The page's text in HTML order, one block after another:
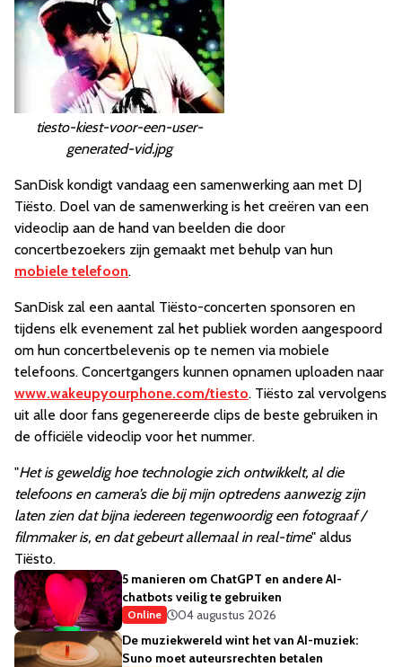
tiesto-kiest-voor-een-user-
generated-vid.jpg
SanDisk kondigt vandaag een samenwerking aan met DJ
Tiësto. Doel van de samenwerking is het creëren van een
videoclip aan de hand van beelden die door
concertbezoekers zijn gemaakt met behulp van hun
mobiele telefoon.
SanDisk zal een aantal Tiësto-concerten sponsoren en
tijdens elk evenement zal het publiek worden aangespoord
om hun concertbelevenis op te nemen via mobiele
telefoons. Concertgangers kunnen opnamen uploaden naar
www.wakeupyourphone.com/tiesto. Tiësto zal vervolgens
uit alle door fans gegenereerde clips de beste gebruiken in
de officiële videoclip voor het nummer.
"Het is geweldig hoe technologie zich ontwikkelt, al die
telefoons en camera’s die bij mijn optredens aanwezig zijn
laten zien dat bijna iedereen tegenwoordig een fotograaf /
filmmaker is, en dat gebeurt allemaal in real-time" aldus
Tiësto.
5 manieren om ChatGPT en andere AI-
chatbots veilig te gebruiken
Online
04 augustus 2026
De muziekwereld wint het van AI-muziek:
Suno moet auteursrechten betalen